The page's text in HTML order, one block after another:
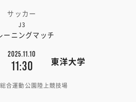
サッカー
J3
ーニングマッチ
2025.11.10
11:30 東洋大学
合運動公園陸上競技場